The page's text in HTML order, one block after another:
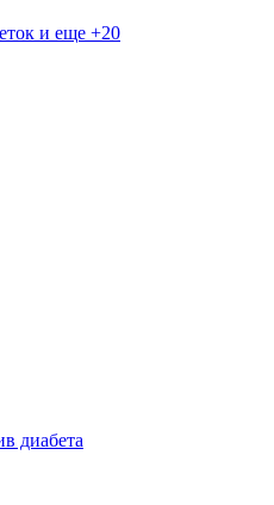
и еще +20
диабета